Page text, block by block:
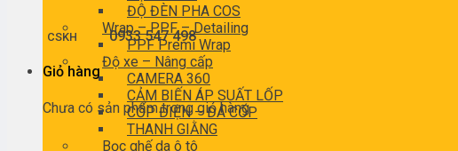
CSKH0933 547 498
Giỏ hàng
Chưa có sản phẩm trong giỏ hàng.
ĐỘ ĐÈN PHA COS
Wrap – PPF – Detailing
PPF Premi Wrap
Độ xe – Nâng cấp
CAMERA 360
CẢM BIẾN ÁP SUẤT LỐP
CỐP ĐIỆN – ĐÁ CỐP
THANH GIẰNG
Bọc ghế da ô tô